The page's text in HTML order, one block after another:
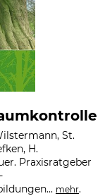
St.
H.
Praxisratgeber
mehr.